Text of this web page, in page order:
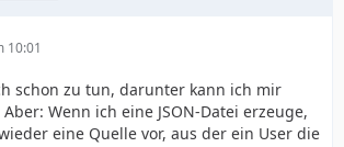
10:01
schon zu tun, darunter kann ich mir
Wenn ich eine JSON-Datei erzeuge,
eine Quelle vor, aus der ein User die